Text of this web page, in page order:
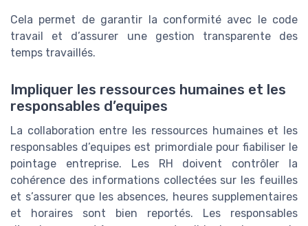
Cela permet de garantir la conformité avec le code
travail et d’assurer une gestion transparente des
temps travaillés.
Impliquer les ressources humaines et les
responsables d’equipes
La collaboration entre les ressources humaines et les
responsables d’equipes est primordiale pour fiabiliser le
pointage entreprise. Les RH doivent contrôler la
cohérence des informations collectées sur les feuilles
et s’assurer que les absences, heures supplementaires
et horaires sont bien reportés. Les responsables